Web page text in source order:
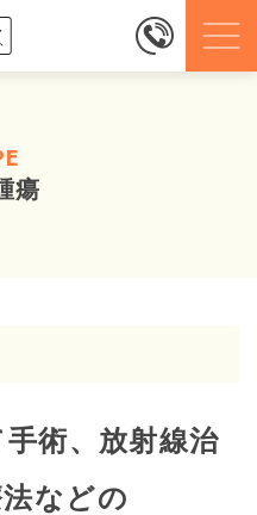
瘍
術、放射線治
などの